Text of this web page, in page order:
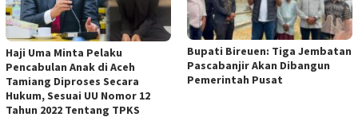
Haji Uma Minta Pelaku
Pencabulan Anak di Aceh
Tamiang Diproses Secara
Hukum, Sesuai UU Nomor 12
Tahun 2022 Tentang TPKS
Bupati Bireuen: Tiga Jembatan
Pascabanjir Akan Dibangun
Pemerintah Pusat